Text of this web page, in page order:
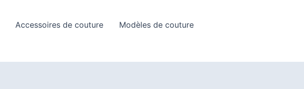
Accessoires de couture
Modèles de couture